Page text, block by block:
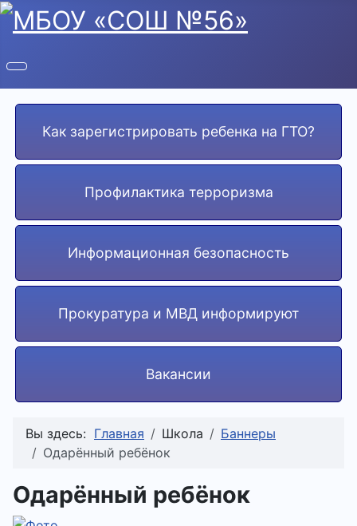
Как зарегистрировать ребенка на ГТО?
Профилактика терроризма
Информационная безопасность
Прокуратура и МВД информируют
Вакансии
Вы здесь: Главная Школа
Баннеры
Одарённый ребёнок
Одарённый ребёнок